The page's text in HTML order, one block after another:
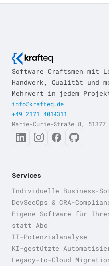
Software Craftsmen mit
Handwerk, Qualität und
Mehrwert in jedem
info@krafteq.de
+49 2171 4014311
Marie-Curie-Straße 8, 51377
Services
Individuelle Business-
DevSecOps & CRA-
Eigene Software für
statt Abo
IT-Potenzialanalyse
KI-gestützte
Legacy-to-Cloud